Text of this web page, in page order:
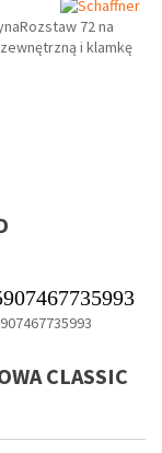
72 na
i klamkę
CLASSIC